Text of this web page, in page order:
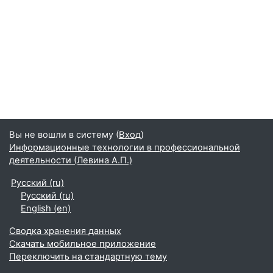
Вы не вошли в систему (Вход)
Информационные технологии в профессиональной
деятельности (Левина А.П.)
Русский ‎(ru)‎
Русский ‎(ru)‎
English ‎(en)‎
Сводка хранения данных
Скачать мобильное приложение
Переключить на стандартную тему